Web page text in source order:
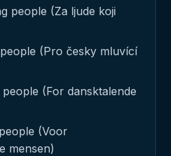
people (Za ljude koji
(Pro česky mluvící
(For dansktalende
(Voor
mensen)